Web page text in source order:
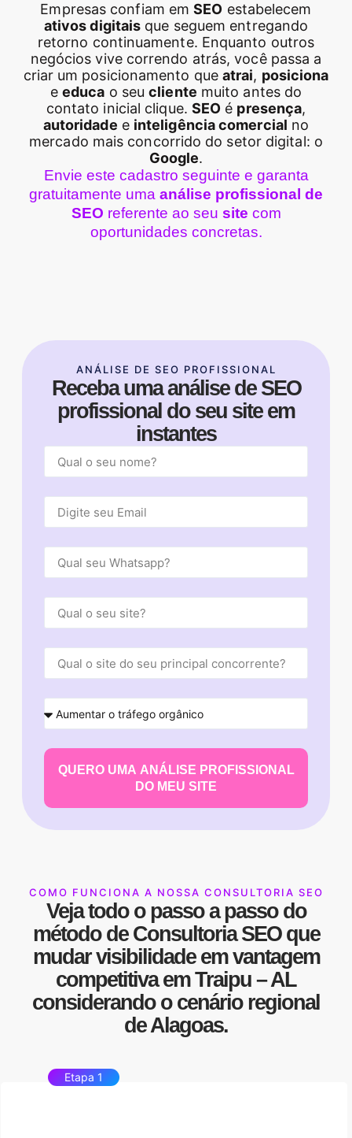
Empresas confiam emSEO estabelecem
ativos digitais que seguem entregando
retorno continuamente. Enquanto outros
negócios vive correndo atrás, você passa a
criar um posicionamento queatrai, posiciona
eeduca o seucliente muito antes do
contato inicial clique. SEO é presença,
autoridade e inteligência comercial no
mercado mais concorrido do setor digital: o
Google.
Envie este cadastro seguinte e garanta
gratuitamente uma análise profissional de
SEO referente ao seu site com
oportunidades concretas.
ANÁLISE DE SEO PROFISSIONAL
Receba uma análise de SEO
profissional do seu site em
instantes
QUERO UMA ANÁLISE PROFISSIONAL
DO MEU SITE
COMO FUNCIONA A NOSSA CONSULTORIA SEO
Veja todo o passo a passo do
método de Consultoria SEOque
mudarvisibilidadeemvantagem
competitivaem Traipu – AL
considerando o cenário regional
de Alagoas.
Etapa 1